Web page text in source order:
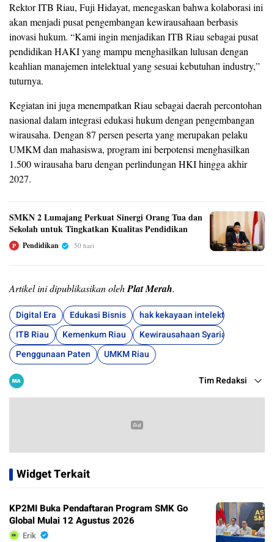
Rektor ITB Riau, Fuji Hidayat, menegaskan bahwa kolaborasi ini
akan menjadi pusat pengembangan kewirausahaan berbasis
inovasi hukum. “Kami ingin menjadikan ITB Riau sebagai pusat
pendidikan HAKI yang mampu menghasilkan lulusan dengan
keahlian manajemen intelektual yang sesuai kebutuhan industry,”
tuturnya.
Kegiatan ini juga menempatkan Riau sebagai daerah percontohan
nasional dalam integrasi edukasi hukum dengan pengembangan
wirausaha. Dengan 87 persen peserta yang merupakan pelaku
UMKM dan mahasiswa, program ini berpotensi menghasilkan
1.500 wirausaha baru dengan perlindungan HKI hingga akhir
2027.
SMKN 2 Lumajang Perkuat Sinergi Orang Tua dan
Sekolah untuk Tingkatkan Kualitas Pendidikan
P Pendidikan 50 hari
Artikel ini dipublikasikan olehPlat Merah.
Digital Era Edukasi Bisnis
hak kekayaan intelektual
ITB Riau
Kemenkum Riau
Kewirausahaan Syariah
Penggunaan Paten
UMKM Riau
Tim Redaksi
Widget Terkait
KP2MI Buka Pendaftaran Program SMK Go
Global Mulai 12 Agustus 2026
Erik